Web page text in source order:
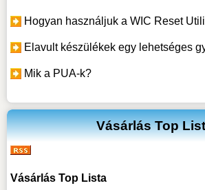
Hogyan használjuk a WIC Reset
Elavult készülékek egy lehetséges
Mik a PUA-k?
Vásárlás Top
Vásárlás Top Lista